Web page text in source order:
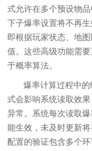
式允许在多个预设物
下子爆率设置将不再
即根据玩家状态、地
值。这些高级功能需
于概率算法。
爆率计算过程中
式会影响系统读取效
异常。系统每次读取
能生效，未及时更新
配置的验证包含多个